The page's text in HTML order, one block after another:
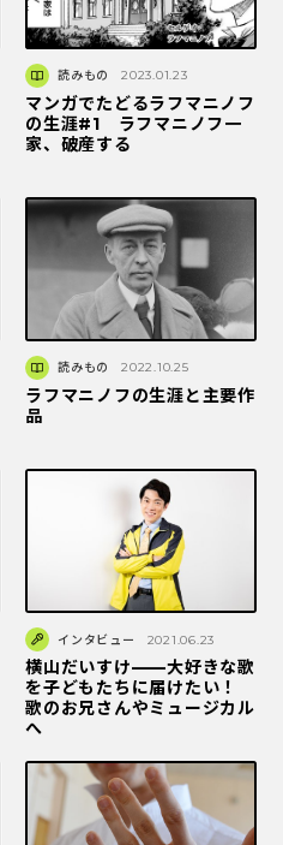
読みもの 2023.01.23
マンガでたどるラフマニノフ
の生涯#1 ラフマニノフ一
家、破産する
読みもの 2022.10.25
ラフマニノフの生涯と主要作
品
インタビュー 2021.06.23
横山だいすけ——大好きな歌
を子どもたちに届けたい！
歌のお兄さんやミュージカル
へ